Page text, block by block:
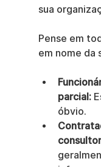
sua
Pense em
em nome da
parcial:
óbvio.